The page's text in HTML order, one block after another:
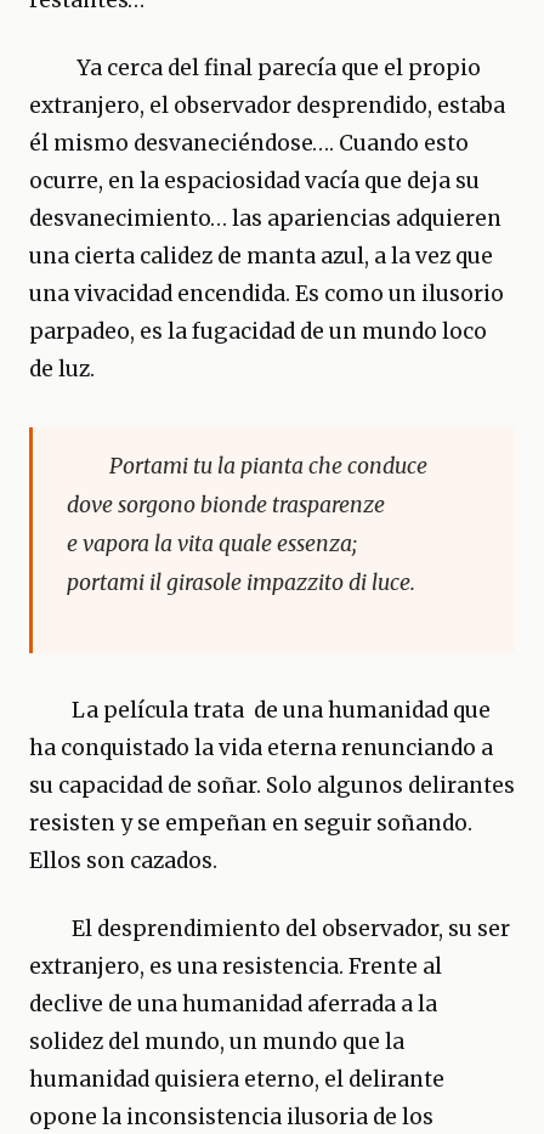
Ya cerca del final parecía que el propio
extranjero, el observador desprendido, estaba
él mismo desvaneciéndose…. Cuando esto
ocurre, en la espaciosidad vacía que deja su
desvanecimiento… las apariencias adquieren
una cierta calidez de manta azul, a la vez que
una vivacidad encendida. Es como un ilusorio
parpadeo, es la fugacidad de un mundo loco
de luz.
Portami tu la pianta che conduce
dove sorgono bionde trasparenze
e vapora la vita quale essenza;
portami il girasole impazzito di luce.
La película trata de una humanidad que
ha conquistado la vida eterna renunciando a
su capacidad de soñar. Solo algunos delirantes
resisten y se empeñan en seguir soñando.
Ellos son cazados.
El desprendimiento del observador, su ser
extranjero, es una resistencia. Frente al
declive de una humanidad aferrada a la
solidez del mundo, un mundo que la
humanidad quisiera eterno, el delirante
opone la inconsistencia ilusoria de los